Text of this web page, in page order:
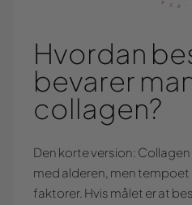
Hvordan
bevarer
collagen?
Den korte version:
med alderen, men
faktorer. Hvis målet er at